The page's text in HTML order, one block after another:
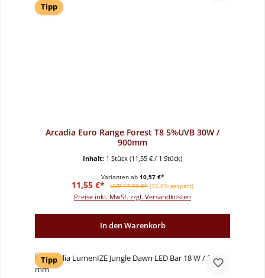
Tipp
Arcadia Euro Range Forest T8 5%UVB 30W /
900mm
Inhalt: 1 Stück (11,55 € / 1 Stück)
Varianten ab 10,57 €*
Verkaufspreis:
11,55 €* Regulärer Preis:
UVP 17,99 €* (35.8% gespart)
Preise inkl. MwSt. zzgl. Versandkosten
In den Warenkorb
Tipp